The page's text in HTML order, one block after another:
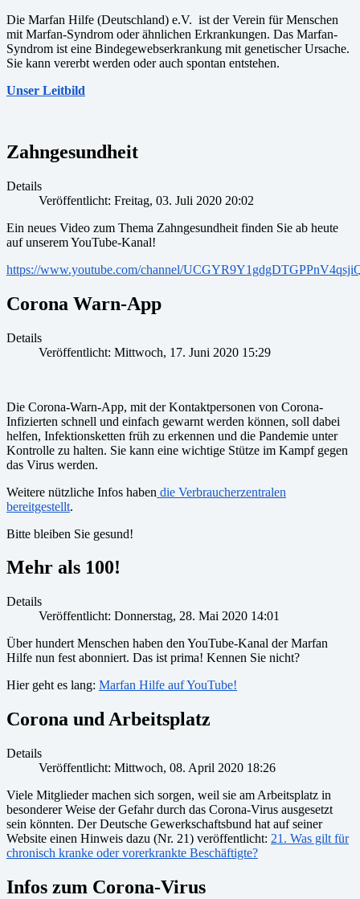
Die Marfan Hilfe (Deutschland) e.V. ist der Verein für Menschen
mit Marfan-Syndrom oder ähnlichen Erkrankungen. Das Marfan-
Syndrom ist eine Bindegewebserkrankung mit genetischer Ursache.
Sie kann vererbt werden oder auch spontan entstehen.
Unser Leitbild
Zahngesundheit
Details
Veröffentlicht: Freitag, 03. Juli 2020 20:02
Ein neues Video zum Thema Zahngesundheit finden Sie ab heute
auf unserem YouTube-Kanal!
https://www.youtube.com/channel/
Corona Warn-App
Details
Veröffentlicht: Mittwoch, 17. Juni 2020 15:29
Die Corona-Warn-App, mit der Kontaktpersonen von Corona-
Infizierten schnell und einfach gewarnt werden können, soll dabei
helfen, Infektionsketten früh zu erkennen und die Pandemie unter
Kontrolle zu halten. Sie kann eine wichtige Stütze im Kampf gegen
das Virus werden.
Weitere nützliche Infos haben die Verbraucherzentralen
bereitgestellt.
Bitte bleiben Sie gesund!
Mehr als 100!
Details
Veröffentlicht: Donnerstag, 28. Mai 2020 14:01
Über hundert Menschen haben den YouTube-Kanal der Marfan
Hilfe nun fest abonniert. Das ist prima! Kennen Sie nicht?
Hier geht es lang: Marfan Hilfe auf YouTube!
Corona und Arbeitsplatz
Details
Veröffentlicht: Mittwoch, 08. April 2020 18:26
Viele Mitglieder machen sich sorgen, weil sie am Arbeitsplatz in
besonderer Weise der Gefahr durch das Corona-Virus ausgesetzt
sein könnten. Der Deutsche Gewerkschaftsbund hat auf seiner
Website einen Hinweis dazu (Nr. 21) veröffentlicht: 21. Was gilt für
chronisch kranke oder vorerkrankte Beschäftigte?
Infos zum Corona-Virus